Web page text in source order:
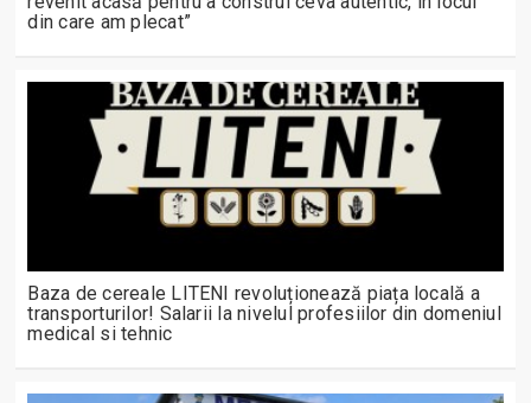
din care am plecat”
Baza de cereale LITENI revoluționează piața locală a
transporturilor! Salarii la nivelul profesiilor din domeniul
medical si tehnic